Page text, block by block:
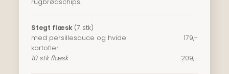
rugbrødschips.
Stegt flæsk (7 stk)
med persillesauce og hvide
kartofler.
179,-
10 stk flæsk 209,-